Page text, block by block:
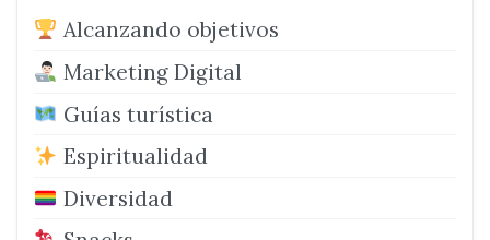
Alcanzando objetivos
Marketing Digital
Guías turística
Espiritualidad
Diversidad